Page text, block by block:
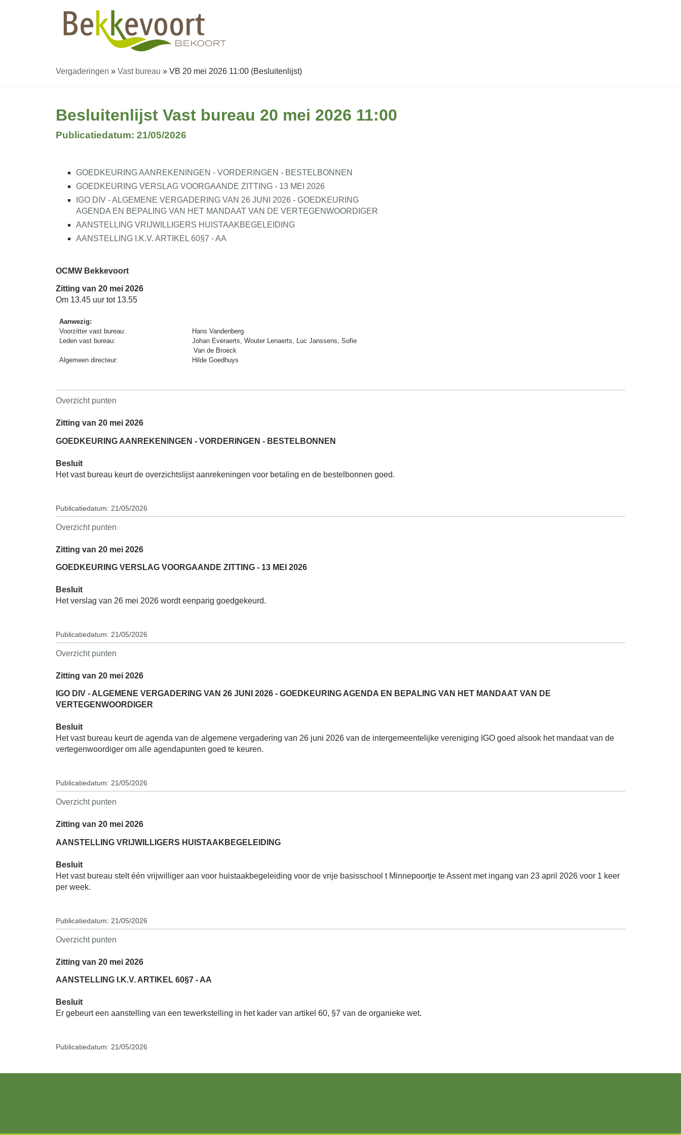
Vergaderingen » Vast bureau » VB 20 mei 2026 11:00 (Besluitenlijst)
Besluitenlijst Vast bureau 20 mei 2026 11:00
Publicatiedatum: 21/05/2026
GOEDKEURING AANREKENINGEN - VORDERINGEN - BESTELBONNEN
GOEDKEURING VERSLAG VOORGAANDE ZITTING - 13 MEI 2026
IGO DIV - ALGEMENE VERGADERING VAN 26 JUNI 2026 - GOEDKEURING
AGENDA EN BEPALING VAN HET MANDAAT VAN DE VERTEGENWOORDIGER
AANSTELLING VRIJWILLIGERS HUISTAAKBEGELEIDING
AANSTELLING I.K.V. ARTIKEL 60§7 - AA
OCMW Bekkevoort
Zitting van 20 mei 2026
Om 13.45 uur tot 13.55
Aanwezig:
Voorzitter vast bureau:
Hans Vandenberg
Leden vast bureau:
Johan Everaerts, Wouter Lenaerts, Luc Janssens, Sofie
Van de Broeck
Algemeen directeur:
Hilde Goedhuys
Overzicht punten
Zitting van 20 mei 2026
GOEDKEURING AANREKENINGEN - VORDERINGEN - BESTELBONNEN
Besluit
Het vast bureau keurt de overzichtslijst aanrekeningen voor betaling en de bestelbonnen goed.
Publicatiedatum: 21/05/2026
Overzicht punten
Zitting van 20 mei 2026
GOEDKEURING VERSLAG VOORGAANDE ZITTING - 13 MEI 2026
Besluit
Het verslag van 26 mei 2026 wordt eenparig goedgekeurd.
Publicatiedatum: 21/05/2026
Overzicht punten
Zitting van 20 mei 2026
IGO DIV - ALGEMENE VERGADERING VAN 26 JUNI 2026 - GOEDKEURING AGENDA EN BEPALING VAN HET MANDAAT VAN DE
VERTEGENWOORDIGER
Besluit
Het vast bureau keurt de agenda van de algemene vergadering van 26 juni 2026 van de intergemeentelijke vereniging IGO goed alsook het mandaat van de
vertegenwoordiger om alle agendapunten goed te keuren.
Publicatiedatum: 21/05/2026
Overzicht punten
Zitting van 20 mei 2026
AANSTELLING VRIJWILLIGERS HUISTAAKBEGELEIDING
Besluit
Het vast bureau stelt één vrijwilliger aan voor huistaakbegeleiding voor de vrije basisschool t Minnepoortje te Assent met ingang van 23 april 2026 voor 1 keer
per week.
Publicatiedatum: 21/05/2026
Overzicht punten
Zitting van 20 mei 2026
AANSTELLING I.K.V. ARTIKEL 60§7 - AA
Besluit
Er gebeurt een aanstelling van een tewerkstelling in het kader van artikel 60, §7 van de organieke wet.
Publicatiedatum: 21/05/2026